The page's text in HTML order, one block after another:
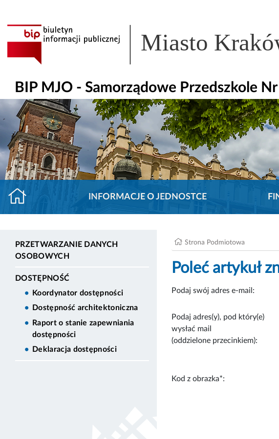
Miasto
BIP MJO - Samorządowe Przedszkole
INFORMACJE O JEDNOSTCE
PRZETWARZANIE DANYCH
OSOBOWYCH
DOSTĘPNOŚĆ
Koordynator dostępności
Dostępność architektoniczna
Raport o stanie zapewniania
dostępności
Deklaracja dostępności
Strona Podmiotowa
Poleć artykuł
Podaj swój adres e-mail:
Podaj adres(y), pod który(e)
wysłać mail
(oddzielone przecinkiem):
Kod z obrazka*: